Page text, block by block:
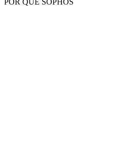
POR QUÉ SOPHOS